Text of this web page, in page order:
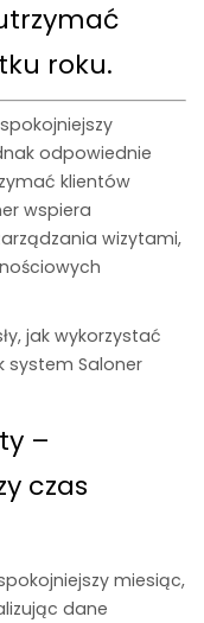
roku.
odpowiednie
klientów
wspiera
wizytami,
jak wykorzystać
system Saloner
–
czas
miesiąc,
dane